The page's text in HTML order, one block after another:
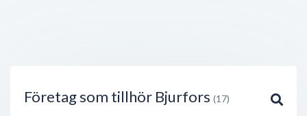
Företag som tillhör Bjurfors (17)